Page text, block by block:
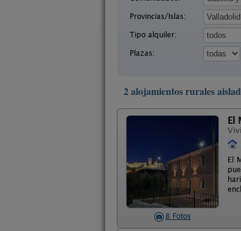
Provincias/Islas:
Tipo alquiler:
Plazas:
2 alojamientos rurales
8 Fotos
El
El